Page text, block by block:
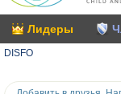
Лидеры
DISFO